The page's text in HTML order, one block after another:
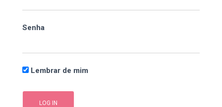
p
r
Senha
Lembrar de mim